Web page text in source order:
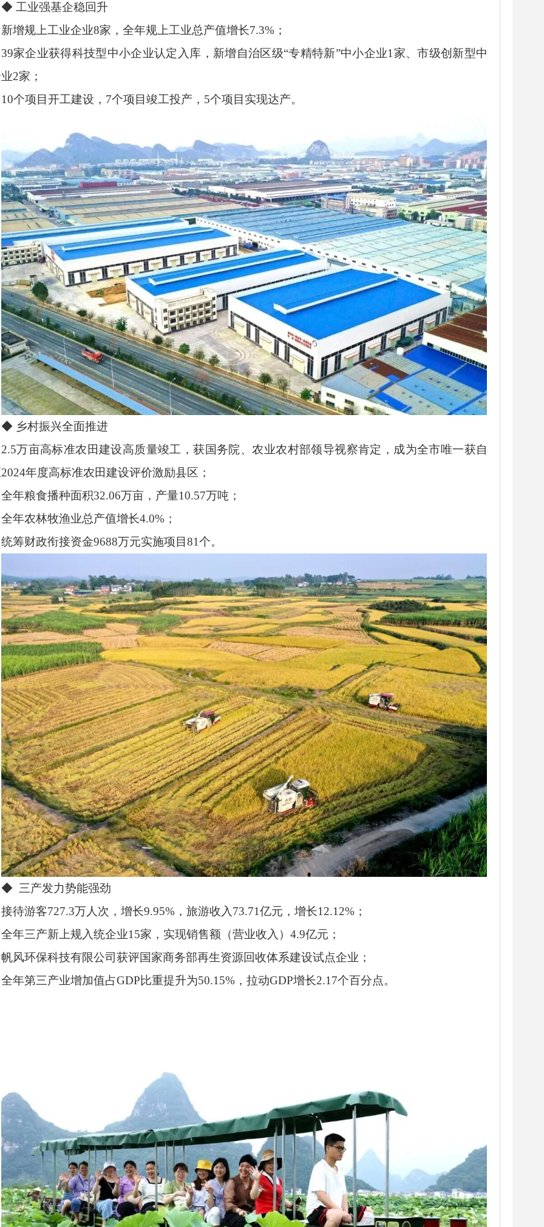
◆ 工业强基企稳回升
新增规上工业企业8家，全年规上工业总产值增长7.3%；
39家企业获得科技型中小企业认定入库，新增自治区级“专精特新”中小企业1家、市级创新型中
2家；
10个项目开工建设，7个项目竣工投产，5个项目实现达产。
◆ 乡村振兴全面推进
2.5万亩高标准农田建设高质量竣工，获国务院、农业农村部领导视察肯定，成为全市唯一获自
年度高标准农田建设评价激励县区；
全年粮食播种面积32.06万亩，产量10.57万吨；
全年农林牧渔业总产值增长4.0%；
统筹财政衔接资金9688万元实施项目81个。
◆ 三产发力势能强劲
接待游客727.3万人次，增长9.95%，旅游收入73.71亿元，增长12.12%；
全年三产新上规入统企业15家，实现销售额（营业收入）4.9亿元；
帆风环保科技有限公司获评国家商务部再生资源回收体系建设试点企业；
全年第三产业增加值占GDP比重提升为50.15%，拉动GDP增长2.17个百分点。